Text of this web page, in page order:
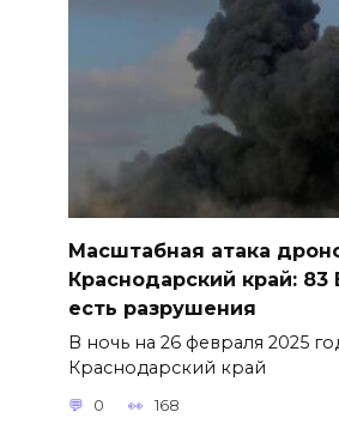
Масштабная атака
Краснодарский край:
есть разрушения
В ночь на 26 февраля 2025
Краснодарский край
0 168